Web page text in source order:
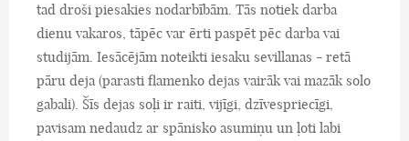
tad droši piesakies nodarbībām. Tās notiek darba
dienu vakaros, tāpēc var ērti paspēt pēc darba vai
studijām. Iesācējām noteikti iesaku sevillanas - retā
pāru deja (parasti flamenko dejas vairāk vai mazāk solo
gabali). Šīs dejas soļi ir raiti, vijīgi, dzīvespriecīgi,
pavisam nedaudz ar spānisko asumiņu un ļoti labi